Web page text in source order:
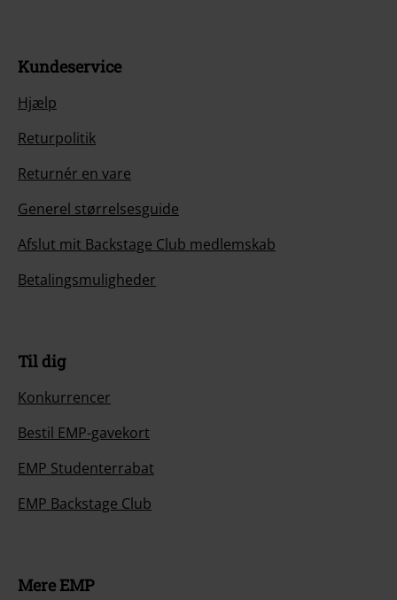
Kundeservice
Hjælp
Returpolitik
Returnér en vare
Generel størrelsesguide
Afslut mit Backstage Club medlemskab
Betalingsmuligheder
Til dig
Konkurrencer
Bestil EMP-gavekort
EMP Studenterrabat
EMP Backstage Club
Mere EMP